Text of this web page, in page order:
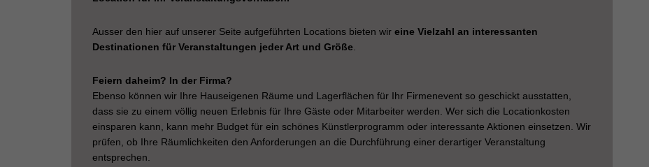
Ausser den hier auf unserer Seite aufgeführten Locations bieten wir eine Vielzahl an interessanten
Destinationen für Veranstaltungen jeder Art und Größe.
Feiern daheim? In der Firma?
Ebenso können wir Ihre Hauseigenen Räume und Lagerflächen für Ihr Firmenevent so geschickt ausstatten,
dass sie zu einem völlig neuen Erlebnis für Ihre Gäste oder Mitarbeiter werden. Wer sich die Locationkosten
einsparen kann, kann mehr Budget für ein schönes Künstlerprogramm oder interessante Aktionen einsetzen. Wir
prüfen, ob Ihre Räumlichkeiten den Anforderungen an die Durchführung einer derartiger Veranstaltung
entsprechen.